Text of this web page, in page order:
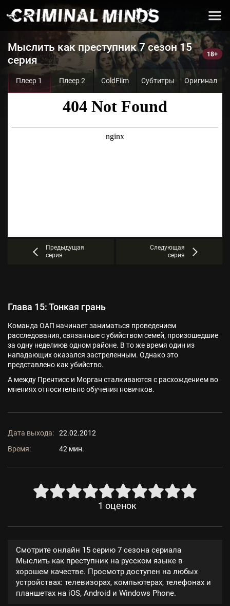
Мыслить как преступник 7 сезон 15
серия
Плеер 1 Плеер 2 ColdFilm Субтитры Оригинал
Предыдущая
серия
Следующая
серия
Глава 15: Тонкая грань
Команда ОАП начинает заниматься проведением
расследования, связанные с убийством семей, произошедшие
за одну неделиюв одном районе. В то же время один из
нападающих оказался застреленным. Однако это
представлено как убийство.
А между Прентисс и Морган сталкиваются с расхождением во
мнениях относительно обучения новичков.
Дата выхода:
22.02.2012
Время:
42 мин.
1 оценок
Смотрите онлайн 15 серию 7 сезона сериала
Мыслить как преступник на русском языке в
хорошем качестве. Просмотр доступен на любых
устройствах: телевизорах, компьютерах, телефонах и
планшетах на iOS, Android и Windows Phone.